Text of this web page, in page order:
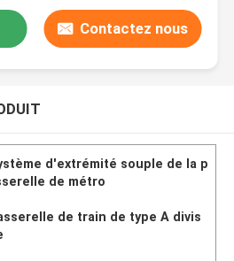
Contactez nous
d'extrémité souple de la p
de métro
de train de type A divis